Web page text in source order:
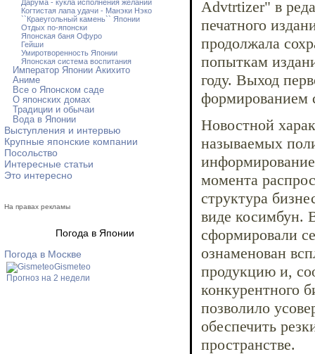
Дарума - кукла исполнения желаний
Когтистая лапа удачи - Манэки Нэко
``Краеугольный камень`` Японии
Отдых по-японски
Японская баня Офуро
Гейши
Умиротворенность Японии
Японская система воспитания
Император Японии Акихито
Аниме
Все о Японском саде
О японских домах
Традиции и обычаи
Вода в Японии
Выступления и интервью
Крупные японские компании
Посольство
Интересные статьи
Это интересно
На правах рекламы
Погода в Японии
Погода в Москве
Gismeteo
Прогноз на 2 недели
Advtrtizer" в
печатного
продолжала
попыткам
году. Выход
формированием
Новостной
называемых
момента
структура
виде косимбун.
сформировали
ознаменован
продукцию и,
конкурентного
позволило
обеспечить
пространстве.